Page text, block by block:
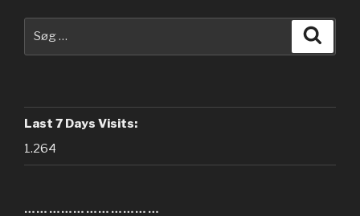
efter:
Last 7 Days Visits:
1.264
……………………………